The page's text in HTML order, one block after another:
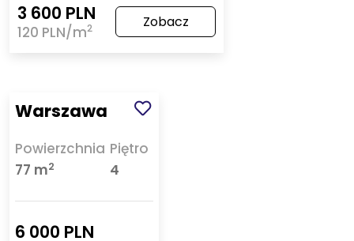
3 600 PLN
120 PLN/m2 Zobacz
Warszawa
Powierzchnia
77 m2
Piętro
4
6 000 PLN